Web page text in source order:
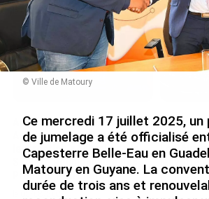
le 06/08/2026
Après 5 ans à la SARA aux
Antilles, Olivier Cotta prend
la direction générale de la
Société Réunionnaise des
Produits Pétroliers
le 05/08/2026
En juin
La
Mayotte
le 04/08/
© Ville de Matoury
Ce mercredi 17 juillet 2025,
de jumelage a été officialisé
Capesterre Belle-Eau en
Matoury en Guyane. La
durée de trois ans et